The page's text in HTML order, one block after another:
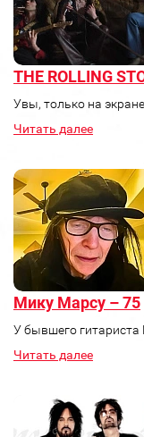
THE ROLLING
Увы, только на экране.
Читать далее
Мику Марсу – 75
У бывшего гитариста
Читать далее